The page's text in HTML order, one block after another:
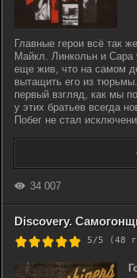
Главные герои всё так
Майкл. Линкольн и
еще жив, что на самом
вытащить его из
первый взгляд, как мы
у этих братьев всегда
Побег не стал
34 007
Discovery.
5/5 (48